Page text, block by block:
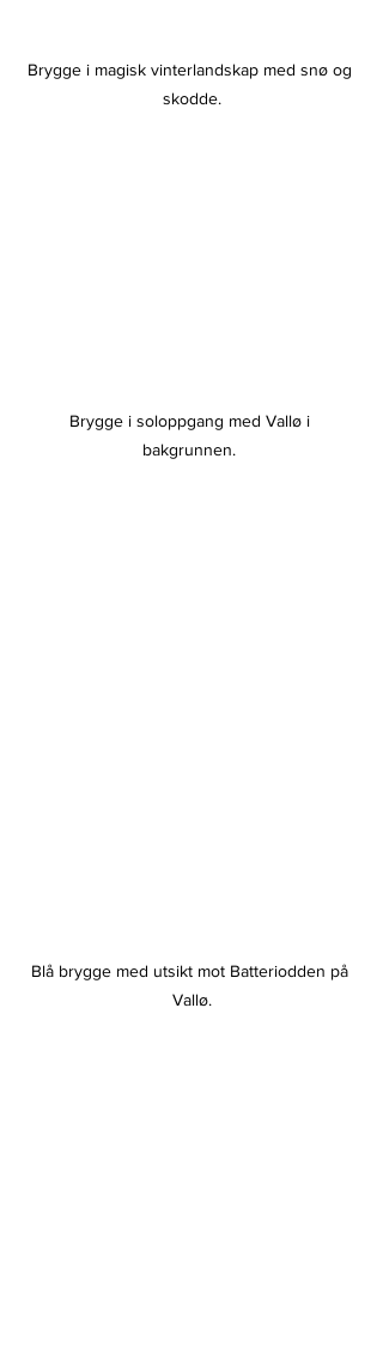
Brygge i magisk vinterlandskap med snø og
skodde.
Brygge i soloppgang med Vallø i
bakgrunnen.
Blå brygge med utsikt mot Batteriodden på
Vallø.